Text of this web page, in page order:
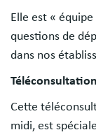
Elle est «
questions de
dans nos
Cette
midi, est